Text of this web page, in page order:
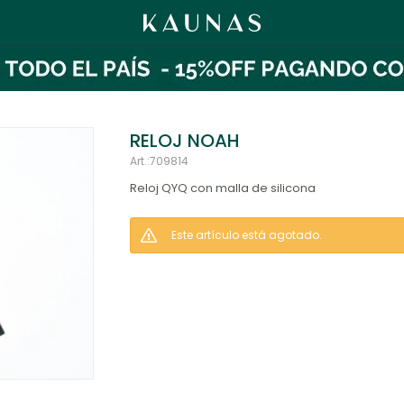
RELOJ NOAH
709814
Reloj QYQ con malla de silicona
Este artículo está agotado.